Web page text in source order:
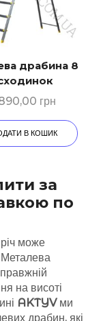
драбина 8
грн
В КОШИК
за
по
може
на висоті
AKTYVми
драбин, які